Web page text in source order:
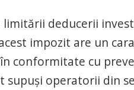
limitării deducerii
impozit are un
conformitate cu
supuși operatorii din